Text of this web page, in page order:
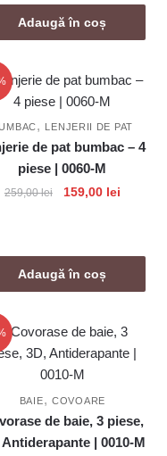
259,00 lei.
Adaugă în coș
, LENJERII DE PAT
de pat bumbac – 4
piese | 0060-M
259,00lei
Prețul
259,00 lei.
159,00 leiPrețul
Adaugă în coș
BAIE, COVOARE
de baie, 3 piese,
Antiderapante | 0010-M